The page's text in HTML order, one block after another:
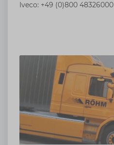
Iveco: +49 (0)800 48326000